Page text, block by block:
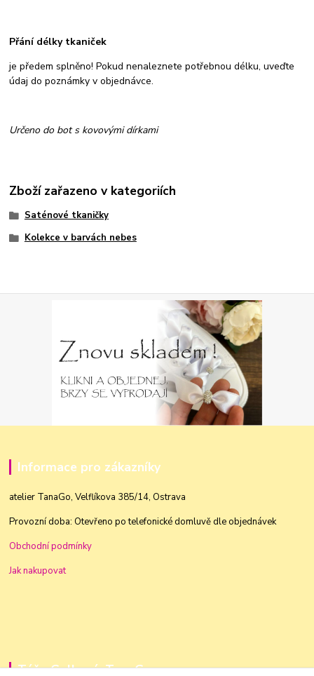
Přání délky tkaniček
je předem splněno! Pokud nenaleznete potřebnou délku, uveďte
údaj do poznámky v objednávce.
Určeno do bot s kovovými dírkami
Zboží zařazeno v kategoriích
Saténové tkaničky
Kolekce v barvách nebes
Informace pro zákazníky
atelier TanaGo, Velflíkova 385/14, Ostrava
Provozní doba: Otevřeno po telefonické domluvě dle objednávek
Obchodní podmínky
Jak nakupovat
Táňa Golková, TanaGo